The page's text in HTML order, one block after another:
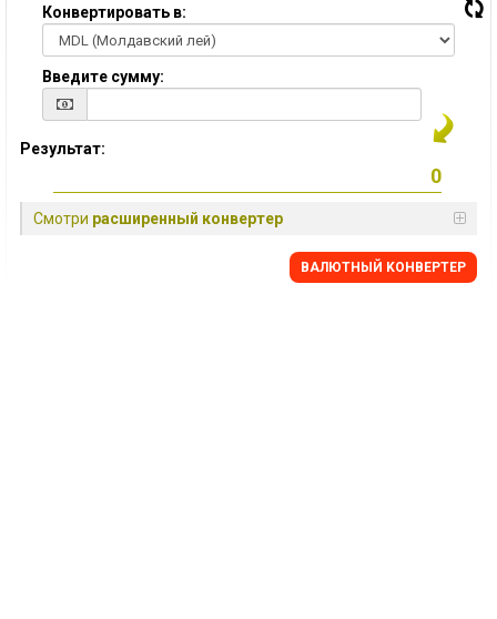
Конвертировать в:
Введите сумму:
Результат:
Смотри расширенный конвертер
BАЛЮТНЫЙ KОНВЕРТЕР